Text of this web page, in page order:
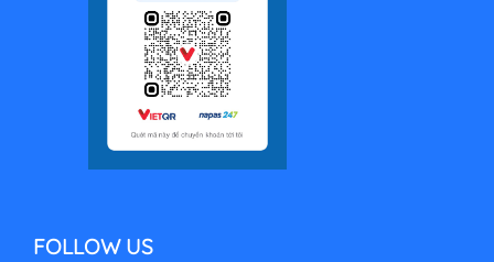
FOLLOW US